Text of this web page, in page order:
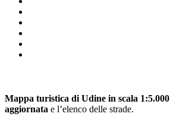
Mappa turistica di Udine in scala 1:5.000
aggiornata e l’elenco delle strade.